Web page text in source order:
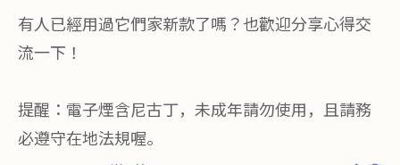
有人已經用過它們家新款了嗎？也歡迎分享心得交
流一下！
提醒：電子煙含尼古丁，未成年請勿使用，且請務
必遵守在地法規喔。